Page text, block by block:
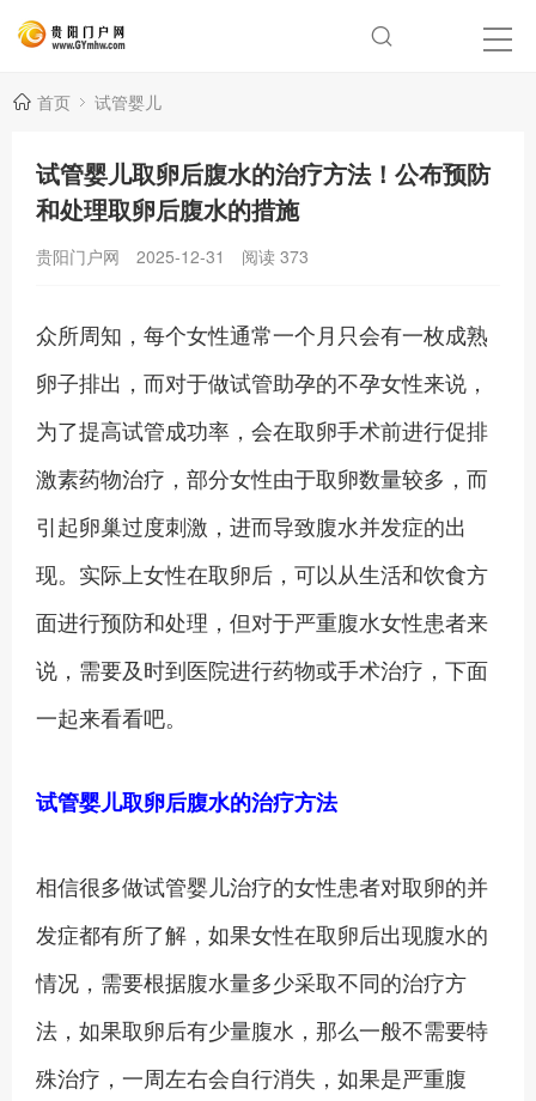
首页 试管婴儿
试管婴儿取卵后腹水的治疗方法！公布预防
和处理取卵后腹水的措施
贵阳门户网 2025-12-31 阅读 373
众所周知，每个女性通常一个月只会有一枚成熟
卵子排出，而对于做试管助孕的不孕女性来说，
为了提高试管成功率，会在取卵手术前进行促排
激素药物治疗，部分女性由于取卵数量较多，而
引起卵巢过度刺激，进而导致腹水并发症的出
现。实际上女性在取卵后，可以从生活和饮食方
面进行预防和处理，但对于严重腹水女性患者来
说，需要及时到医院进行药物或手术治疗，下面
一起来看看吧。
试管婴儿取卵后腹水的治疗方法
相信很多做试管婴儿治疗的女性患者对取卵的并
发症都有所了解，如果女性在取卵后出现腹水的
情况，需要根据腹水量多少采取不同的治疗方
法，如果取卵后有少量腹水，那么一般不需要特
殊治疗，一周左右会自行消失，如果是严重腹